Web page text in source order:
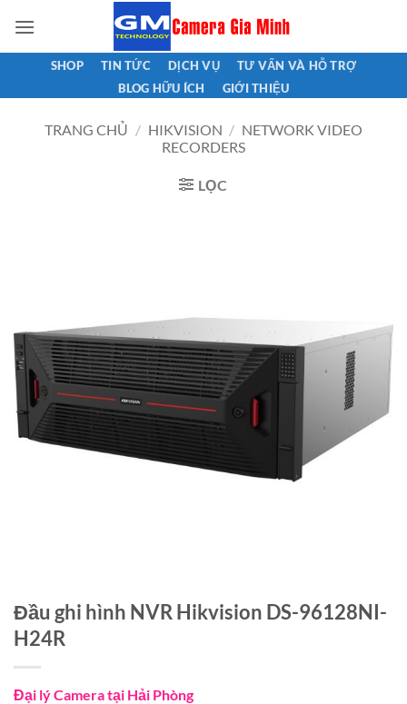
qua
nội
SHOP TIN TỨC DỊCH VỤ
TƯ VẤN VÀ HỖ TRỢ
BLOG HỮU ÍCH
GIỚI THIỆU
TRANG CHỦ / HIKVISION / NETWORK VIDEO
RECORDERS
LỌC
Đầu ghi hình NVR Hikvision DS-96128NI-
H24R
Đại lý Camera tại Hải Phòng